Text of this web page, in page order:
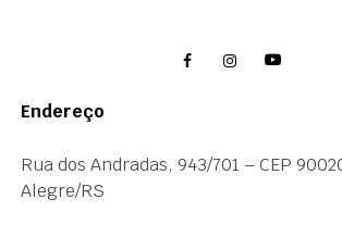
Endereço
Rua dos Andradas, 943/701 – CEP
Alegre/RS